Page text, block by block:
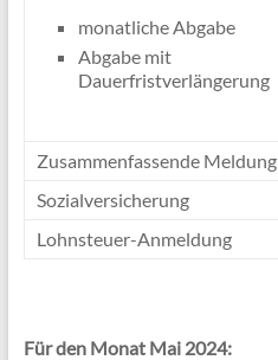
monatliche Abgabe
Abgabe mit
Dauerfristverlängerung
Zusammenfassende Meldung
Sozialversicherung
Lohnsteuer-Anmeldung
Für den Monat Mai 2024: